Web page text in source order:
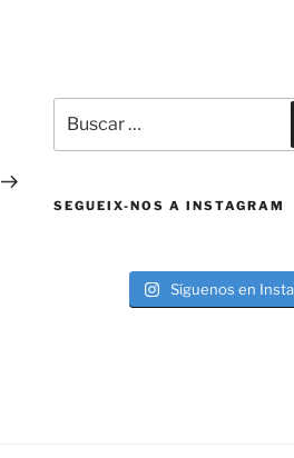
Siguiente
entrada
por:
SEGUEIX-NOS A INSTAGRAM
Síguenos en